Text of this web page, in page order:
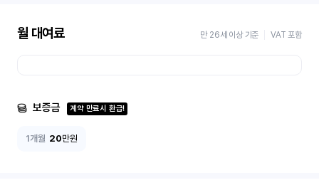
월 대여료 만 26세 이상 기준 VAT 포함
보증금 계약 만료시 환급!
1개월 20만원